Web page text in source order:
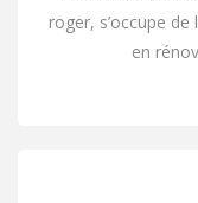
roger, s’occupe
en